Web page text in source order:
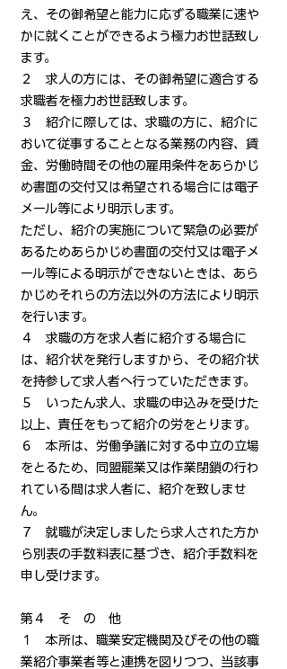
え、その御希望と能力に応ずる職業に速や
かに就くことができるよう極力お世話致し
ます。
２ 求人の方には、その御希望に適合する
求職者を極力お世話致します。
３ 紹介に際しては、求職の方に、紹介に
おいて従事することとなる業務の内容、賃
金、労働時間その他の雇用条件をあらかじ
め書面の交付又は希望される場合には電子
メール等により明示します。
ただし、紹介の実施について緊急の必要が
あるためあらかじめ書面の交付又は電子メ
ール等による明示ができないときは、あら
かじめそれらの方法以外の方法により明示
を行います。
４ 求職の方を求人者に紹介する場合に
は、紹介状を発行しますから、その紹介状
を持参して求人者へ行っていただきます。
５ いったん求人、求職の申込みを受けた
以上、責任をもって紹介の労をとります。
６ 本所は、労働争議に対する中立の立場
をとるため、同盟罷業又は作業閉鎖の行わ
れている間は求人者に、紹介を致しませ
ん。
７ 就職が決定しましたら求人された方か
ら別表の手数料表に基づき、紹介手数料を
申し受けます。
第４ そ の 他
１ 本所は、職業安定機関及びその他の職
業紹介事業者等と連携を図りつつ、当該事